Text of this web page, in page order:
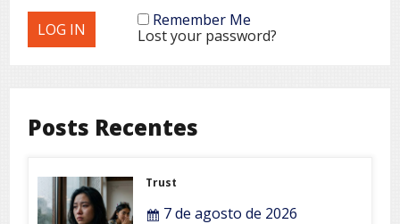
Remember Me
Lost your password?
Posts Recentes
Trust
7 de agosto de 2026